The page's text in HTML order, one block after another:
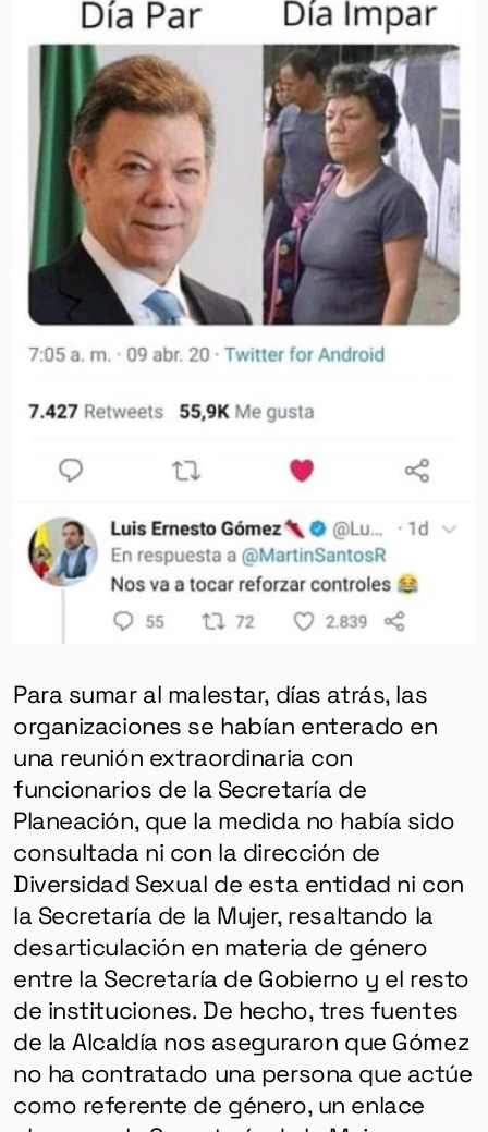
GÉNERO
DERECHOS HUMANOS
SALUD MENTAL
EMERGENCIA CLIMÁTICA
Para sumar al malestar, días atrás, las
organizaciones se habían enterado en
una reunión extraordinaria con
funcionarios de la Secretaría de
Planeación, que la medida no había sido
consultada ni con la dirección de
Diversidad Sexual de esta entidad ni con
la Secretaría de la Mujer, resaltando la
desarticulación en materia de género
entre la Secretaría de Gobierno y el resto
de instituciones. De hecho, tres fuentes
de la Alcaldía nos aseguraron que Gómez
no ha contratado una persona que actúe
como referente de género, un enlace